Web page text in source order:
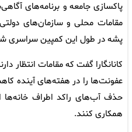
پاکسازی جامعه و برنامه‌های
مقامات محلی و سازمان‌های
پشه در طول این کمپین سراسری
کانانگارا گفت که مقامات انتظار
عفونت‌ها را در هفته‌های آینده
حذف آب‌های راکد اطراف خانه‌ها
همکاری کنند.